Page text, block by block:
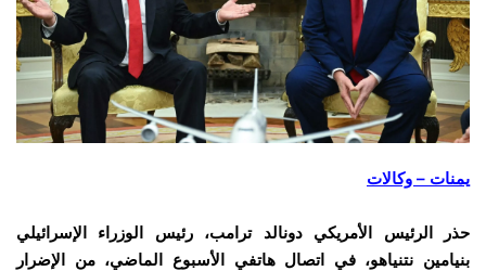
يمنات – وكالات
حذر الرئيس الأمريكي دونالد ترامب، رئيس الوزراء الإسرائيلي
بنيامين نتنياهو، في اتصال هاتفي الأسبوع الماضي، من الإضرار